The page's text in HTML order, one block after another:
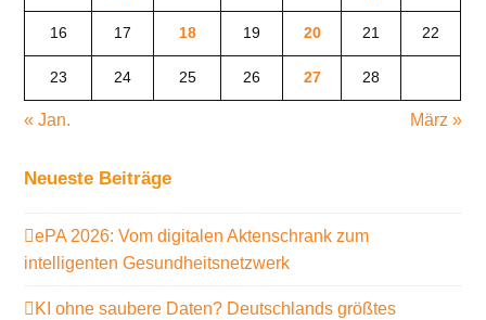
16 17 18 19 20 21 22
23 24 25 26 27 28
« Jan. März »
Neueste Beiträge
ePA 2026: Vom digitalen Aktenschrank zum
intelligenten Gesundheitsnetzwerk
KI ohne saubere Daten? Deutschlands größtes